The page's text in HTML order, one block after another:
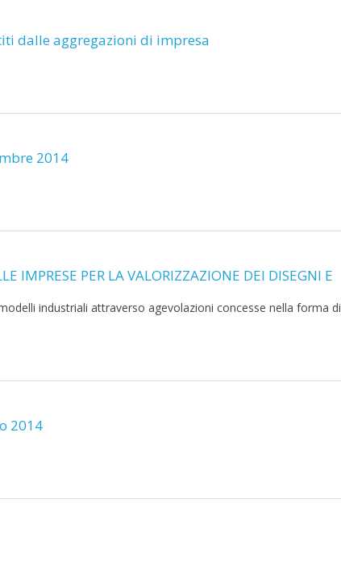
dalle aggregazioni di impresa
2014
IMPRESE PER LA VALORIZZAZIONE DEI DISEGNI E
industriali attraverso agevolazioni concesse nella forma di
2014